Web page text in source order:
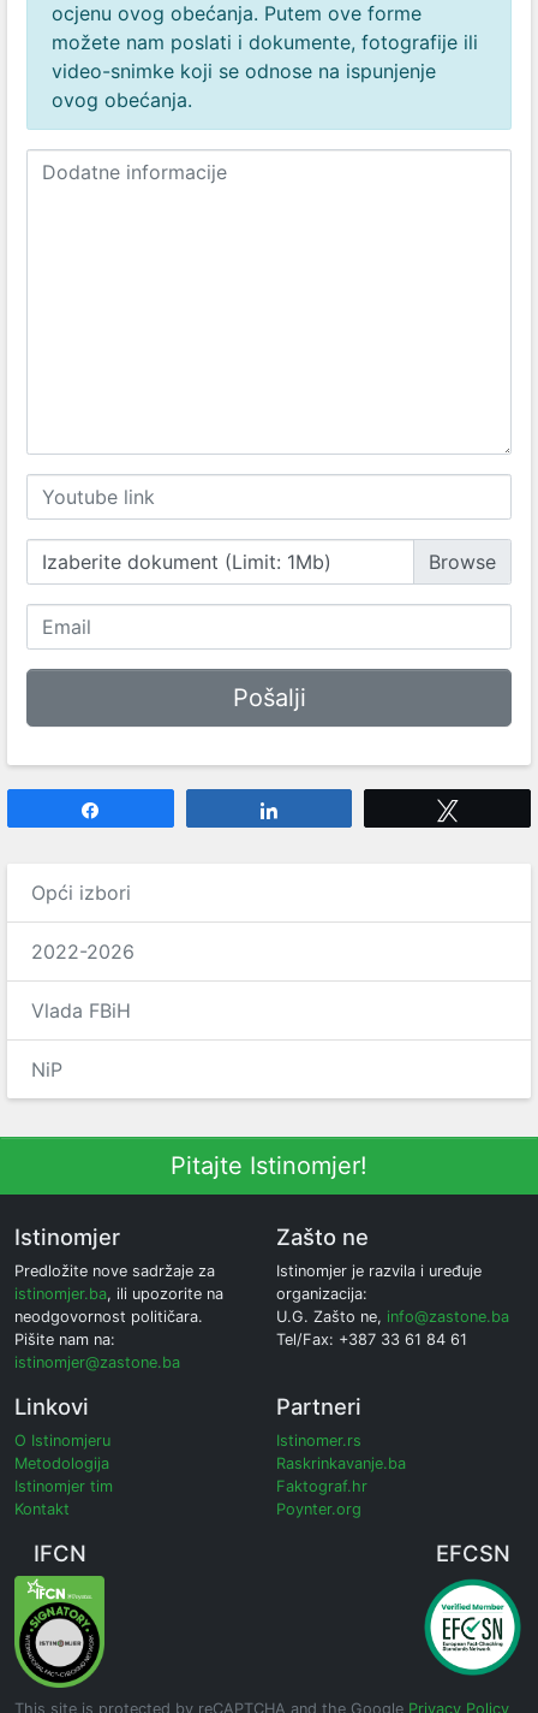
ocjenu ovog obećanja. Putem ove forme
možete nam poslati i dokumente, fotografije ili
video-snimke koji se odnose na ispunjenje
ovog obećanja.
Izaberite dokument (Limit: 1Mb)
Opći izbori
2022-2026
Vlada FBiH
NiP
Pitajte Istinomjer!
Istinomjer
Predložite nove sadržaje za
istinomjer.ba, ili upozorite na
neodgovornost političara.
Pišite nam na:
istinomjer@zastone.ba
Zašto ne
Istinomjer je razvila i uređuje
organizacija:
U.G. Zašto ne, info@zastone.ba
Tel/Fax: +387 33 61 84 61
Linkovi
O Istinomjeru
Metodologija
Istinomjer tim
Kontakt
Partneri
Istinomer.rs
Raskrinkavanje.ba
Faktograf.hr
Poynter.org
IFCN EFCSN
This site is protected by reCAPTCHA and the Google Privacy Policy